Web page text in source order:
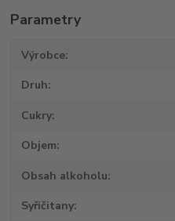
Parametry
Výrobce
Druh
Cukry
Objem
Obsah alkoholu
Syřičitany